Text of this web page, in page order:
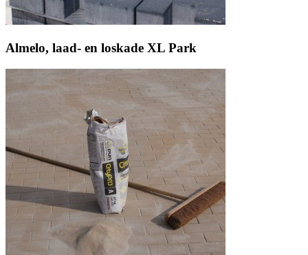
Almelo, laad- en loskade XL Park